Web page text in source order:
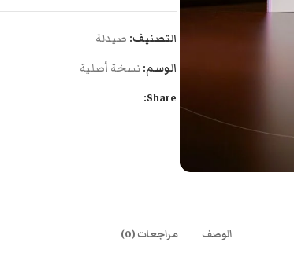
التصنيف: صيدلة
الوسم: نسخة أصلية
Share:
الوصف مراجعات (0)